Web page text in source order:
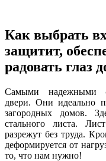
Как выбрать
защитит,
радовать глаз
Самыми надежными
двери. Они идеально
загородных домов.
стального листа.
разрежут без труда.
деформируется от
то, что нам нужно!